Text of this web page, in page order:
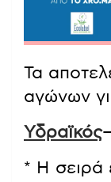
Τα
αγώνων
Υδραϊκός–
* Η σειρά